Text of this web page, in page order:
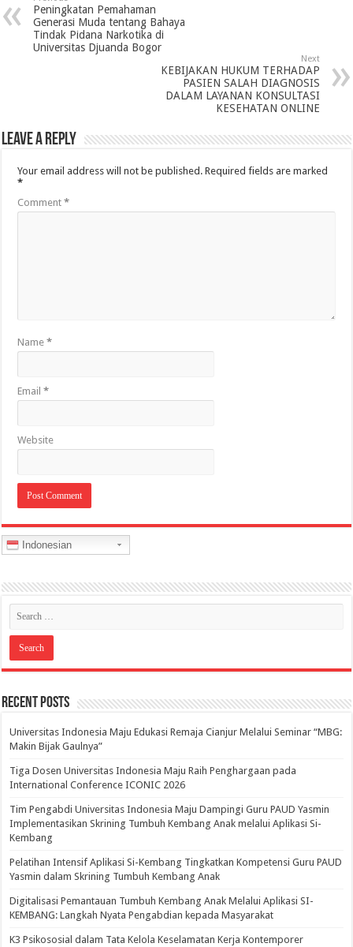
Peningkatan Pemahaman
Generasi Muda tentang Bahaya
Tindak Pidana Narkotika di
Universitas Djuanda Bogor
Next
KEBIJAKAN HUKUM TERHADAP
PASIEN SALAH DIAGNOSIS
DALAM LAYANAN KONSULTASI
KESEHATAN ONLINE
Leave a Reply
Your email address will not be published. Required fields are marked
*
Comment*
Name*
Email*
Website
Indonesian
Recent Posts
Universitas Indonesia Maju Edukasi Remaja Cianjur Melalui Seminar “MBG:
Makin Bijak Gaulnya”
Tiga Dosen Universitas Indonesia Maju Raih Penghargaan pada
International Conference ICONIC 2026
Tim Pengabdi Universitas Indonesia Maju Dampingi Guru PAUD Yasmin
Implementasikan Skrining Tumbuh Kembang Anak melalui Aplikasi Si-
Kembang
Pelatihan Intensif Aplikasi Si-Kembang Tingkatkan Kompetensi Guru PAUD
Yasmin dalam Skrining Tumbuh Kembang Anak
Digitalisasi Pemantauan Tumbuh Kembang Anak Melalui Aplikasi SI-
KEMBANG: Langkah Nyata Pengabdian kepada Masyarakat
K3 Psikososial dalam Tata Kelola Keselamatan Kerja Kontemporer